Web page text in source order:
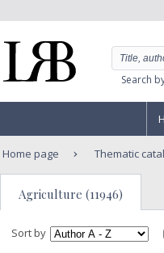
Search
Home page Thematic
Agriculture (11946)
Sort by